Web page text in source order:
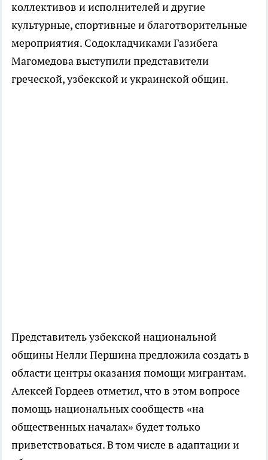
коллективов и исполнителей и другие
культурные, спортивные и благотворительные
мероприятия. Содокладчиками Газибега
Магомедова выступили представители
греческой, узбекской и украинской общин.
Представитель узбекской национальной
общины Нелли Першина предложила создать в
области центры оказания помощи мигрантам.
Алексей Гордеев отметил, что в этом вопросе
помощь национальных сообществ «на
общественных началах» будет только
приветствоваться. В том числе в адаптации и